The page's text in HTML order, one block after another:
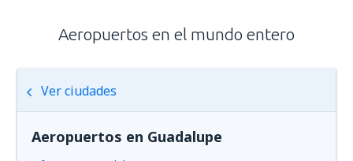
Aeropuertos en el mundo entero
Ver ciudades
Aeropuertos en Guadalupe